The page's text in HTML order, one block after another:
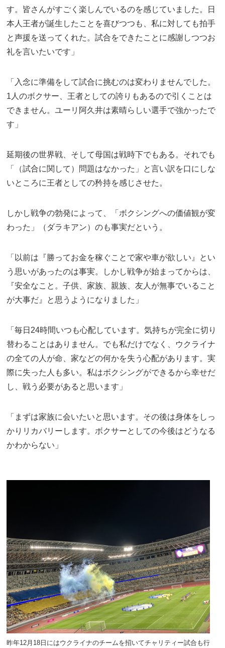
す。皆さんがすごく楽しんでいるのを感じていました。日
本人王者が誕生したことを喜びつつも、私に対しても拍手
と声援を送ってくれた。試合をできたことに感謝しつつお
礼を言いたいです」
「入念に準備をして試合に挑むのは変わりませんでした。
1人のボクサー、王者としての誇りもあるので引くことは
できません。ユーリ阿久井は素晴らしい選手で強かったで
す」
延期後の世界戦、そして母国は戦時下でもある。それでも
「（試合に関して）問題はなかった」と言い訳を口にしな
いところに王者としての矜持を感じさせた。
しかし戦争の勃発によって、「ボクシングへの価値観が変
わった」（ダラキアン）のも事実だという。
「以前は『勝ってお金を稼ぐことで家や車が欲しい』とい
う思いがあったのは事実。しかし戦争が始まってからは、
『安全なこと。子供、家族、親族、友人が無事でいること
が大事だ』と思うようになりました」
「毎日24時間いつも心配しています。気持ちが完全に切り
替わることはありません。でも私だけでなく、ウクライナ
の全ての人が命、家などの何かを失う心配があります。実
際に失った人も多い。私はボクシングができるから幸せだ
し、戦う必要があると思います」
「まずは家族に会いたいと思います。その後は身体をしっ
かりリカバリーします。ボクサーとしての今後はどうなる
かわからない」
昨年12月18日にはウクライナのチームを招いてチャリティー試合も行